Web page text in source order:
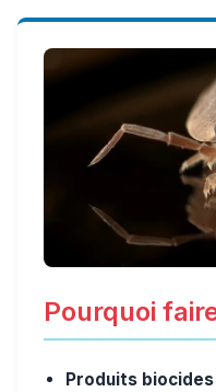
Pourquoi
Produits